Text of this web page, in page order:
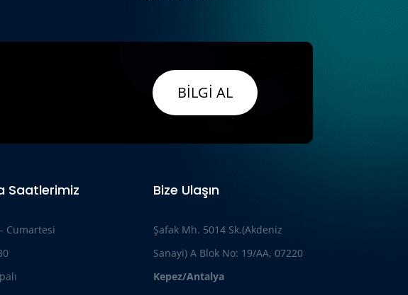
BİLGİ AL
Saatlerimiz
Cumartesi
Bize Ulaşın
Şafak Mh. 5014 Sk.(Akdeniz
Sanayi) A Blok No: 19/AA, 07220
Kepez/Antalya